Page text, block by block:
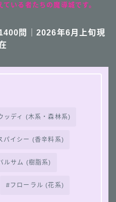
いる者たちの魔導城です。
問｜2026年6月上旬現
ッディ (木系・森林系)
パイシー (香辛料系)
ルサム (樹脂系)
フローラル (花系)